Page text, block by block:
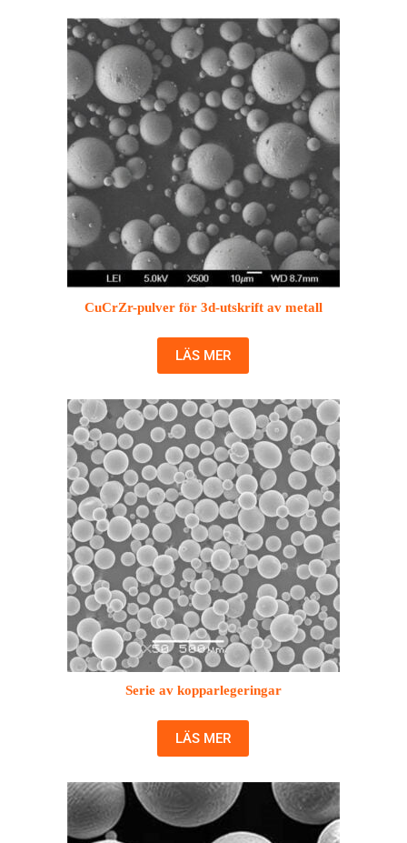
CuCrZr-pulver för 3d-utskrift av metall
LÄS MER
Serie av kopparlegeringar
LÄS MER